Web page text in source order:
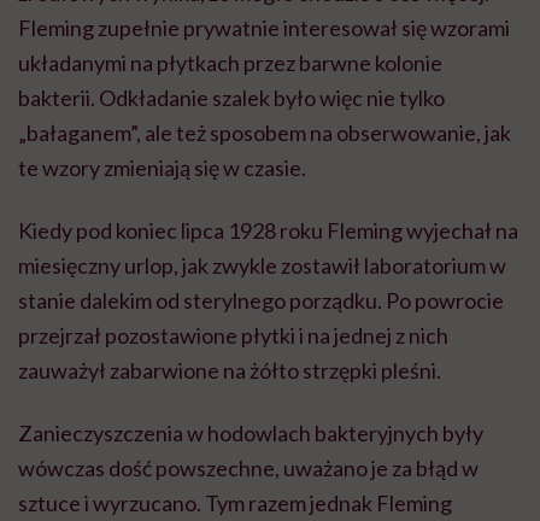
Fleming zupełnie prywatnie interesował się wzorami
układanymi na płytkach przez barwne kolonie
bakterii. Odkładanie szalek było więc nie tylko
„bałaganem”, ale też sposobem na obserwowanie, jak
te wzory zmieniają się w czasie.
Kiedy pod koniec lipca 1928 roku Fleming wyjechał na
miesięczny urlop, jak zwykle zostawił laboratorium w
stanie dalekim od sterylnego porządku. Po powrocie
przejrzał pozostawione płytki i na jednej z nich
zauważył zabarwione na żółto strzępki pleśni.
Zanieczyszczenia w hodowlach bakteryjnych były
wówczas dość powszechne, uważano je za błąd w
sztuce i wyrzucano. Tym razem jednak Fleming